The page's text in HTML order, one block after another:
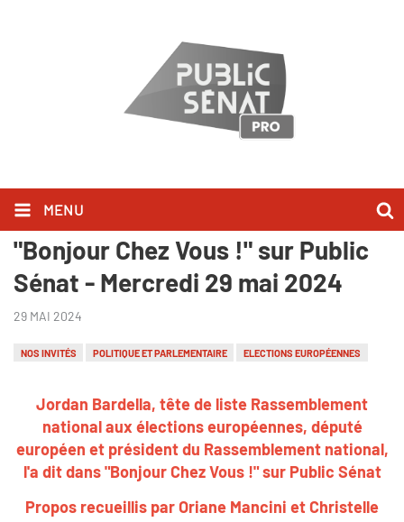
MENU
Jordan Bardella l'a dit dans
"Bonjour Chez Vous !" sur Public
Sénat - Mercredi 29 mai 2024
29 MAI 2024
NOS INVITÉS POLITIQUE ET PARLEMENTAIRE ELECTIONS EUROPÉENNES
Jordan Bardella, tête de liste Rassemblement
national aux élections européennes, député
européen et président du Rassemblement national,
l'a dit dans "Bonjour Chez Vous !" sur Public Sénat
Propos recueillis par Oriane Mancini et Christelle